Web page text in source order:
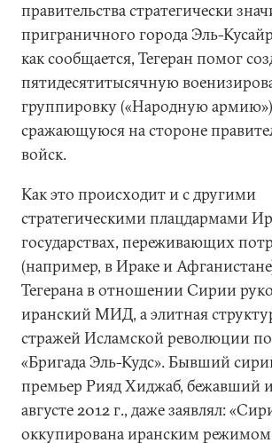
правительства стратегически
приграничного города Эль-
как сообщается, Тегеран помог
пятидесятитысячную
группировку («Народную
сражающуюся на стороне
войск.
Как это происходит и с другими
стратегическими плацдармами
государствах, переживающих
(например, в Ираке и
Тегерана в отношении Сирии
иранский МИД, а элитная
стражей Исламской революции
«Бригада Эль-Кудс». Бывший
премьер Рияд Хиджаб, бежавший
августе 2012 г., даже заявлял:
оккупирована иранским